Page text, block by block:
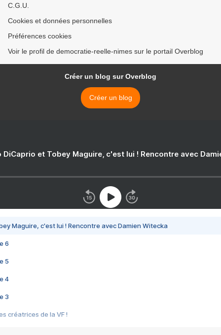
C.G.U.
Cookies et données personnelles
Préférences cookies
Voir le profil de democratie-reelle-nimes sur le portail Overblog
Créer un blog sur Overblog
Créer un blog
DiCaprio et Tobey Maguire, c'est lui ! Rencontre avec
Maguire, c'est lui ! Rencontre avec Damien Witecka
6
5
4
3
créatrices de la VF !